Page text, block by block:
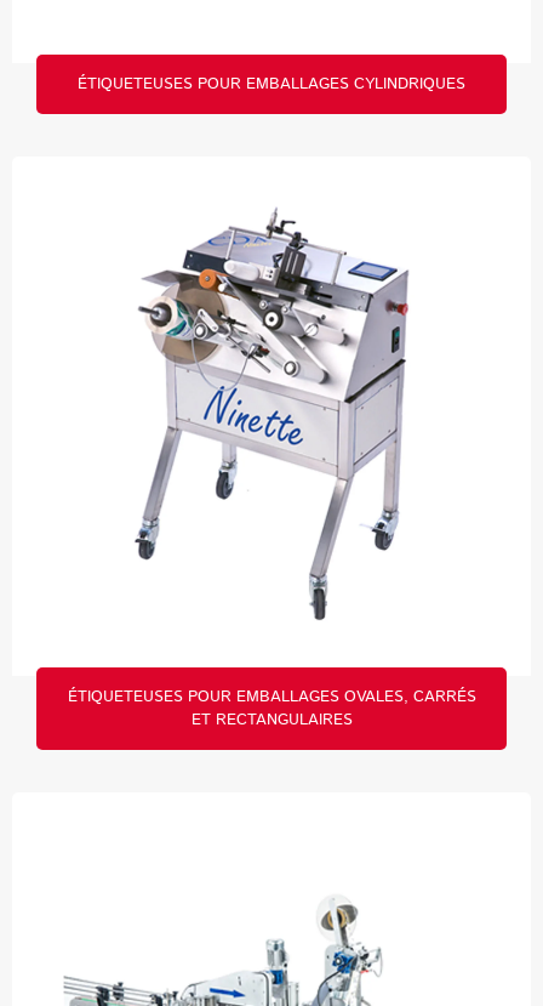
ÉTIQUETEUSES POUR EMBALLAGES CYLINDRIQUES
ÉTIQUETEUSES POUR EMBALLAGES OVALES, CARRÉS
ET RECTANGULAIRES